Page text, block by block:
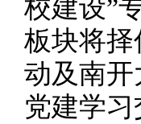
校建设”
板块将择
动及南开
党建学